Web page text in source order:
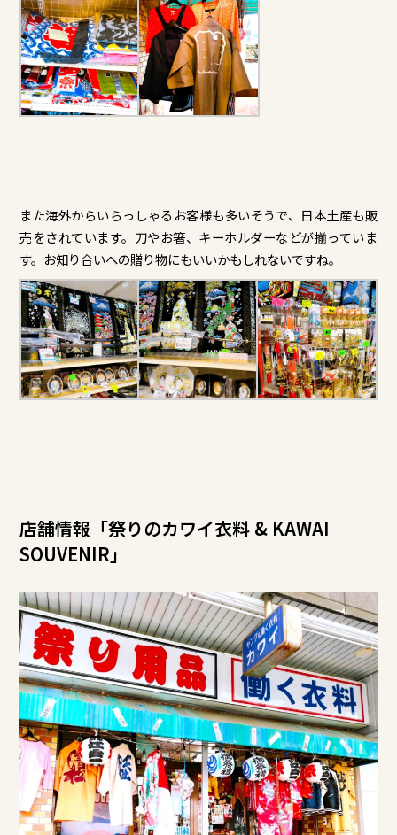
また海外からいらっしゃるお客様も多いそうで、日本土産も販
売をされています。刀やお箸、キーホルダーなどが揃っていま
す。お知り合いへの贈り物にもいいかもしれないですね。
店舗情報「祭りのカワイ衣料 & KAWAI
SOUVENIR」